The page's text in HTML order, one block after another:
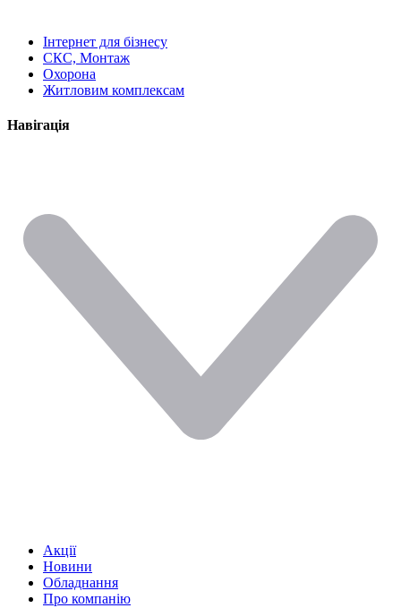
Інтернет для бізнесу
СКС, Монтаж
Охорона
Житловим комплексам
Навігація
Акції
Новини
Обладнання
Про компанію